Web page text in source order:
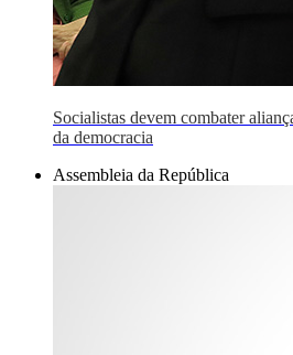
Socialistas devem combater
da democracia
Assembleia da República